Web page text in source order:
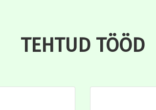
TEHTUD TÖÖD